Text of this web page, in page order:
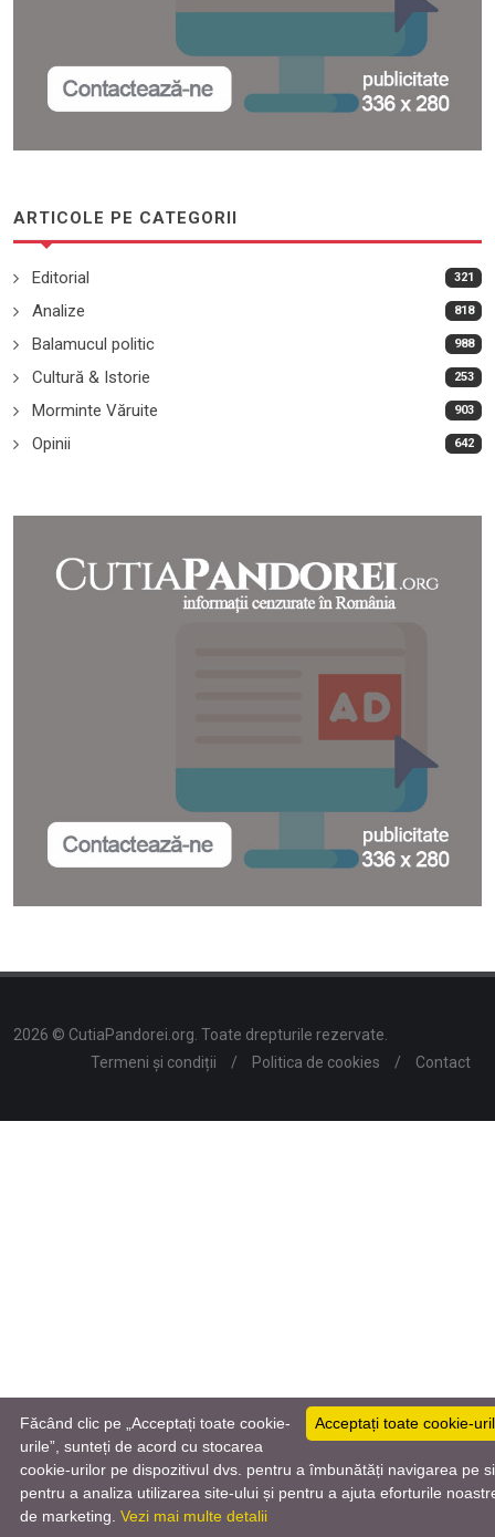
Română
ARTICOLE PE CATEGORII
Editorial 321
Analize 818
Balamucul politic 988
Cultură & Istorie 253
Morminte Văruite 903
Opinii 642
2026 © CutiaPandorei.org. Toate drepturile rezervate.
Termeni și condiții
/ Politica de cookies / Contact
Acceptați toate cookie-
Făcând clic pe „Acceptați toate cookie-
urile”, sunteți de acord cu stocarea
cookie-urilor pe dispozitivul dvs. pentru a îmbunătăți navigarea pe
pentru a analiza utilizarea site-ului și pentru a ajuta eforturile
de marketing. Vezi mai multe detalii